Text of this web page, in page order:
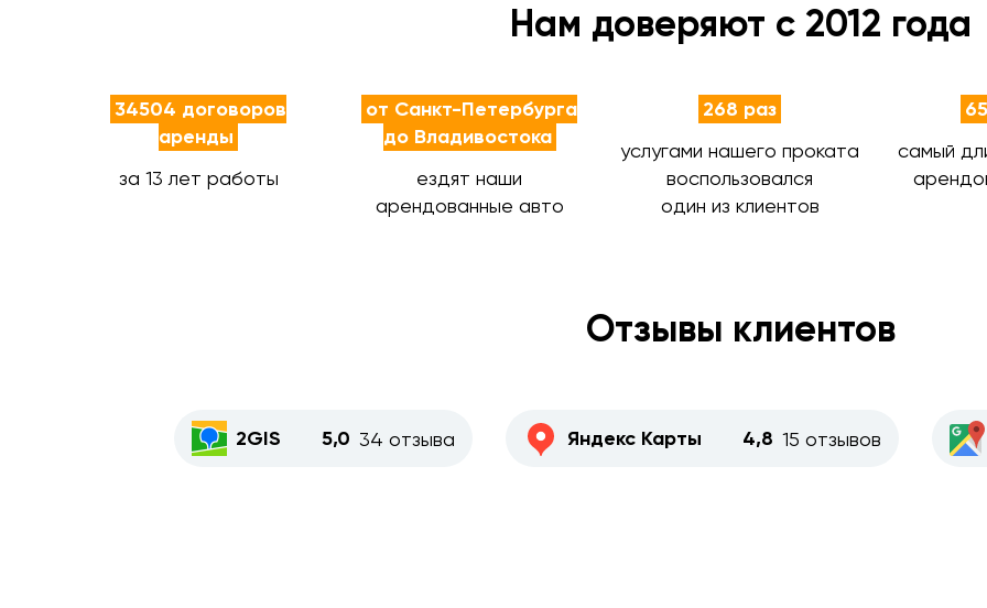
Нам доверяют с 2012 года
34504 договоров
аренды
за 13 лет работы
от Санкт-Петербурга
до Владивостока
ездят наши
арендованные авто
268 раз
услугами нашего проката
воспользовался
один из клиентов
самый
Отзывы клиентов
2GIS 5,0 34 отзыва Яндекс Карты 4,8 15 отзывов